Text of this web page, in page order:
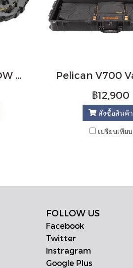
PLANO 111100 BOW CASE
฿12,900
สั่งซื้อสินค้า
เปรียบเทียบ
FOLLOW US
Facebook
Twitter
Instragram
Google Plus